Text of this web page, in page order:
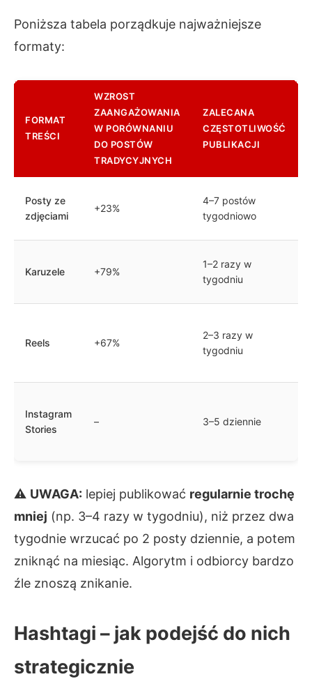
Poniższa tabela porządkuje najważniejsze
formaty:
FORMAT
TREŚCI
WZROST
ZAANGAŻOWANIA
W PORÓWNANIU
DO POSTÓW
TRADYCYJNYCH
ZALECANA
CZĘSTOTLIWOŚĆ
PUBLIKACJI
Posty ze
zdjęciami
+23%
4–7 postów
tygodniowo
Karuzele +79%
1–2 razy w
tygodniu
Reels +67%
2–3 razy w
tygodniu
Instagram
Stories
– 3–5 dziennie
⚠ UWAGA: lepiej publikować regularnie trochę
mniej (np. 3–4 razy w tygodniu), niż przez dwa
tygodnie wrzucać po 2 posty dziennie, a potem
zniknąć na miesiąc. Algorytm i odbiorcy bardzo
źle znoszą znikanie.
Hashtagi – jak podejść do nich
strategicznie